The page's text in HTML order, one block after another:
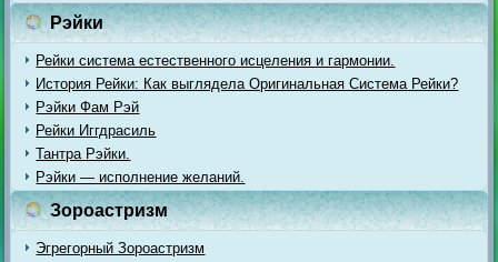
Рэйки
Рейки система естественного исцеления и гармонии.
История Рейки: Как выглядела Оригинальная Система Рейки?
Рэйки Фам Рэй
Рейки Иггдрасиль
Тантра Рэйки.
Рэйки — исполнение желаний.
Зороастризм
Эгрегорный Зороастризм